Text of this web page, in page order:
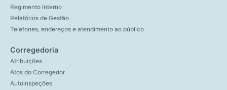
Regimento Interno
Relatórios de Gestão
Telefones, endereços e atendimento ao público
Corregedoria
Atribuições
Atos do Corregedor
Autoinspeções